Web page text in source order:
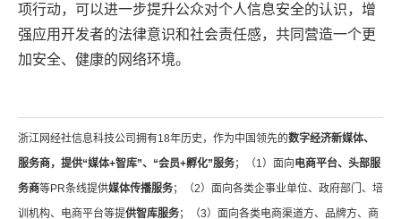
项行动，可以进一步提升公众对个人信息安全的认识，增
强应用开发者的法律意识和社会责任感，共同营造一个更
加安全、健康的网络环境。
浙江网经社信息科技公司拥有18年历史，作为中国领先的数字经济新媒体、
服务商，提供“媒体+智库”、“会员+孵化”服务；（1）面向电商平台、头部服
务商等PR条线提供媒体传播服务；（2）面向各类企事业单位、政府部门、培
训机构、电商平台等提供智库服务；（3）面向各类电商渠道方、品牌方、商